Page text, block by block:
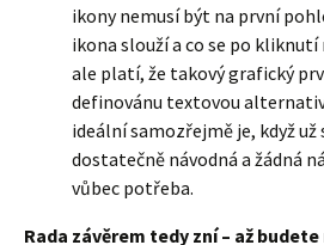
ikony nemusí být na první
ikona slouží a co se po kliknutí
ale platí, že takový grafický
definovánu textovou
ideální samozřejmě je, když
dostatečně návodná a žádná
vůbec potřeba.
Rada závěrem tedy zní – až